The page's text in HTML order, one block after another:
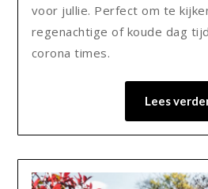
voor jullie. Perfect om te
regenachtige of koude dag
corona times.
Lees